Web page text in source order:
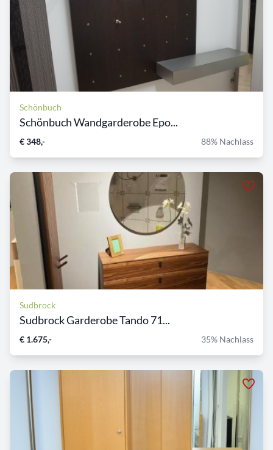
Schönbuch
Schönbuch Wandgarderobe Epo...
€ 348,- 88% Nachlass
Sudbrock
Sudbrock Garderobe Tando 71...
€ 1.675,- 35% Nachlass